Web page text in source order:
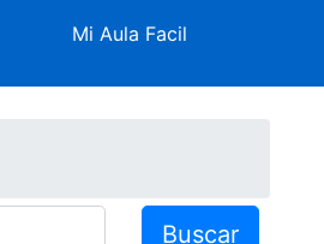
Mi Aula Facil
Buscar